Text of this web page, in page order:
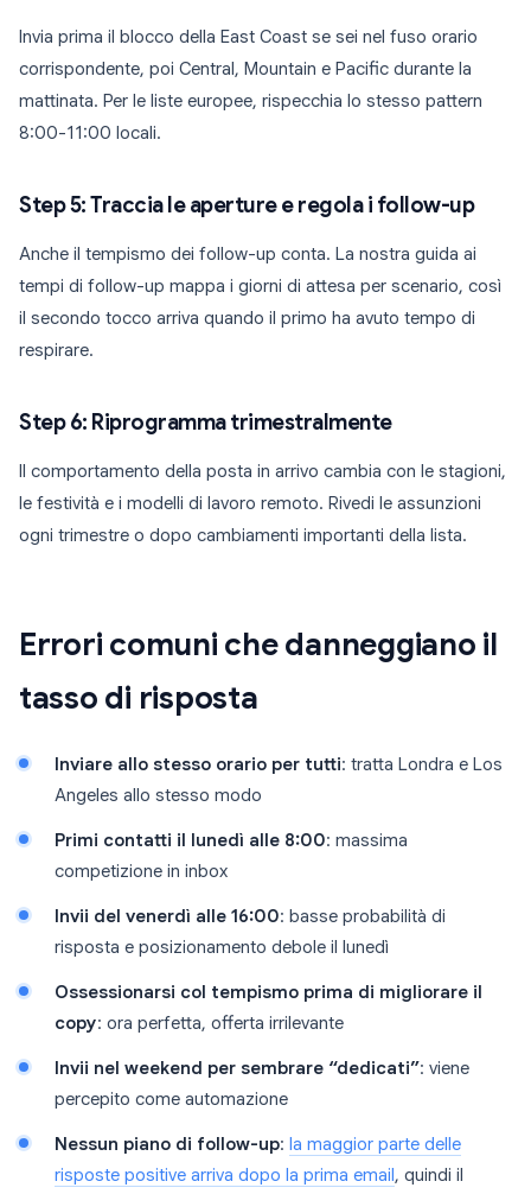
Invia prima il blocco della East Coast se sei nel fuso orario
corrispondente, poi Central, Mountain e Pacific durante la
mattinata. Per le liste europee, rispecchia lo stesso pattern
8:00-11:00 locali.
Step 5: Traccia le aperture e regola i follow-up
Anche il tempismo dei follow-up conta. La nostra guida ai
tempi di follow-up mappa i giorni di attesa per scenario, così
il secondo tocco arriva quando il primo ha avuto tempo di
respirare.
Step 6: Riprogramma trimestralmente
Il comportamento della posta in arrivo cambia con le stagioni,
le festività e i modelli di lavoro remoto. Rivedi le assunzioni
ogni trimestre o dopo cambiamenti importanti della lista.
Errori comuni che danneggiano il
tasso di risposta
Inviare allo stesso orario per tutti: tratta Londra e Los
Angeles allo stesso modo
Primi contatti il lunedì alle 8:00: massima
competizione in inbox
Invii del venerdì alle 16:00: basse probabilità di
risposta e posizionamento debole il lunedì
Ossessionarsi col tempismo prima di migliorare il
copy: ora perfetta, offerta irrilevante
Invii nel weekend per sembrare “dedicati”: viene
percepito come automazione
Nessun piano di follow-up: la maggior parte delle
risposte positive arriva dopo la prima email, quindi il